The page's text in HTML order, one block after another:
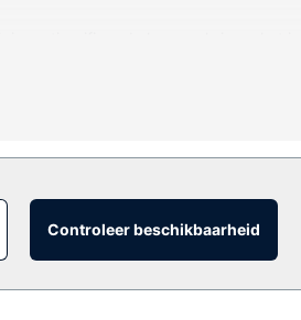
telefoon, net zoals een kluis en een
Je kunt ook dineren in de
Dagelijks kun je tegen betaling
Controleer beschikbaarheid